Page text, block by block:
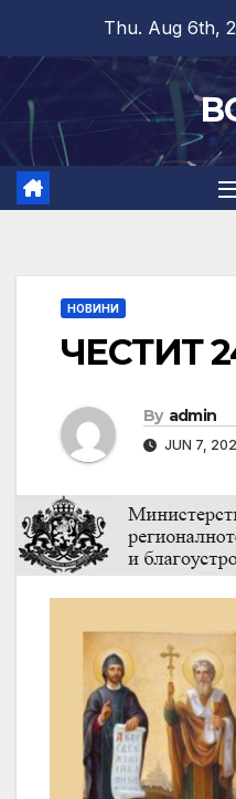
content
Thu. Aug 6th,
НОВИНИ
ЧЕСТИТ
By admin
JUN 7,